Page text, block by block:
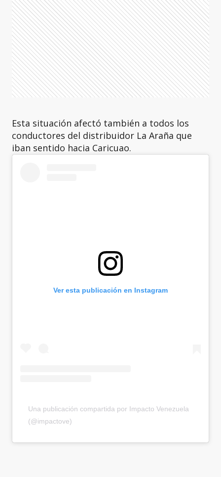
Esta situación afectó también a todos los
conductores del distribuidor La Araña que
iban sentido hacia Caricuao.
Ver esta publicación en Instagram
Una publicación compartida por Impacto Venezuela
(@impactove)